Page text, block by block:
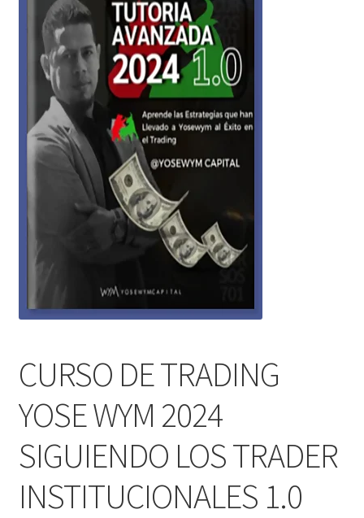
CARRITO
CONTACTO
CURSO DE TRADING
YOSE WYM 2024
SIGUIENDO LOS TRADER
INSTITUCIONALES 1.0